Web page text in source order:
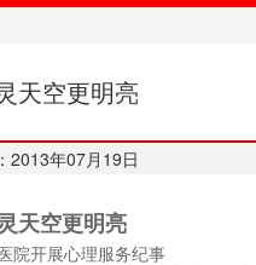
天空更明亮
2013年07月19日
天空更明亮
院开展心理服务纪事